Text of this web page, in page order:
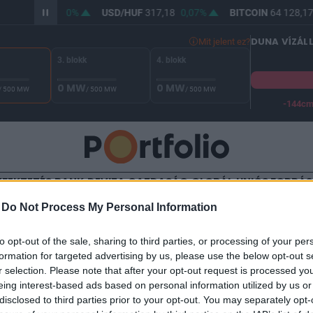
Do Not Process My Personal Information
opt-out of the sale, sharing to third parties, or processing of your
for targeted advertising by us, please use the below opt-out
selection. Please note that after your opt-out request is processed
interest-based ads based on personal information utilized by us
to third parties prior to your opt-out. You may separately
365,42 0% USD/HUF317,18 0,07% BITCOIN64 128,17
Mit jelent ez?
/ 500 MW
3. blokk
0 MW/ 500 MW
4. blokk
0 MW/ 500 MW
DUNA
-144cm
BANK DEVIZA GAZDASÁG GLOBÁL UNIÓS
bevándorlót alkalmazna